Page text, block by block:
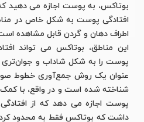
بوتاکس، به پوست اجازه می دهید
افتادگی پوست به شکل خاص در
اطراف دهان و گردن قابل مشاهده
این مناطق، بوتاکس می تواند
پوست را به شکل شاداب و جوان‌تری
عنوان یک روش جمع‌آوری خطوط
شناخته شده است و در واقع، با
پوست اجازه می دهد که از
داشت که بوتاکس فقط به محدود